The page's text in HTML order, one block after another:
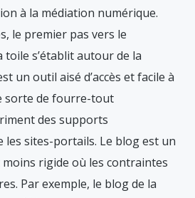
à la médiation numérique.
le premier pas vers le
s’établit autour de la
un outil aisé d’accès et facile à
sorte de fourre-tout
des supports
sites-portails. Le blog est un
rigide où les contraintes
Par exemple, le blog de la